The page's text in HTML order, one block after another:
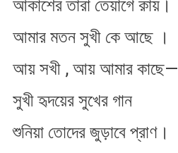
আকাশের তারা তেয়াগে ক়ায়।
আমার মতন সুখী কে আছে ।
আয় সখী , আয় আমার কাছে—
সুখী হৃদয়ের সুখের গান
শুনিয়া তোদের জুড়াবে প্রাণ।